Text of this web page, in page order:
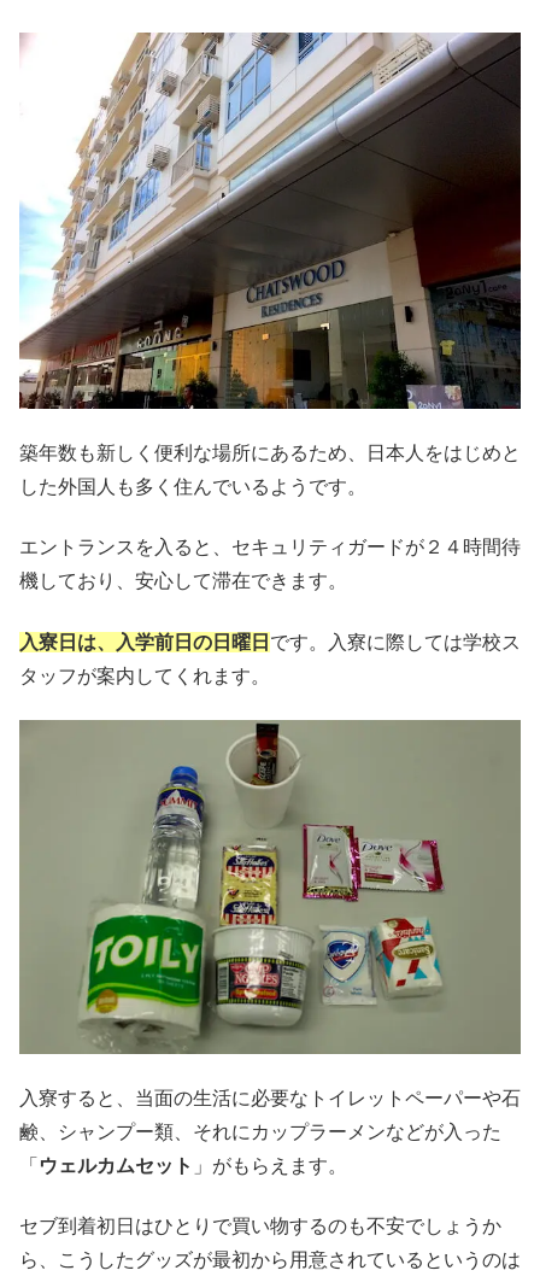
築年数も新しく便利な場所にあるため、日本人をはじめと
した外国人も多く住んでいるようです。
エントランスを入ると、セキュリティガードが２４時間待
機しており、安心して滞在できます。
入寮日は、入学前日の日曜日 です。入寮に際しては学校ス
タッフが案内してくれます。
入寮すると、当面の生活に必要なトイレットペーパーや石
鹸、シャンプー類、それにカップラーメンなどが入った
「 ウェルカムセット 」がもらえます。
セブ到着初日はひとりで買い物するのも不安でしょうか
ら、こうしたグッズが最初から用意されているというのは